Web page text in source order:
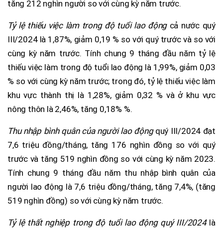
tăng 212 nghìn người so với cùng kỳ năm trước.
Tỷ lệ thiếu việc làm trong độ tuổi lao động cả nước quý
III/2024 là 1,87%, giảm 0,19 % so với quý trước và so với
cùng kỳ năm trước. Tính chung 9 tháng đầu năm tỷ lệ
thiếu việc làm trong độ tuổi lao động là 1,99%, giảm 0,03
% so với cùng kỳ năm trước; trong đó, tỷ lệ thiếu việc làm
khu vực thành thị là 1,28%, giảm 0,32 % và ở khu vực
nông thôn là 2,46%, tăng 0,18% %.
Thu nhập bình quân của người lao động quý III/2024 đạt
7,6 triệu đồng/tháng, tăng 176 nghìn đồng so với quý
trước và tăng 519 nghìn đồng so với cùng kỳ năm 2023.
Tính chung 9 tháng đầu năm thu nhập bình quân của
người lao động là 7,6 triệu đồng/tháng, tăng 7,4%, (tăng
519 nghìn đồng) so với cùng kỳ năm trước.
Tỷ lệ thất nghiệp trong độ tuổi lao động quý III/2024 là